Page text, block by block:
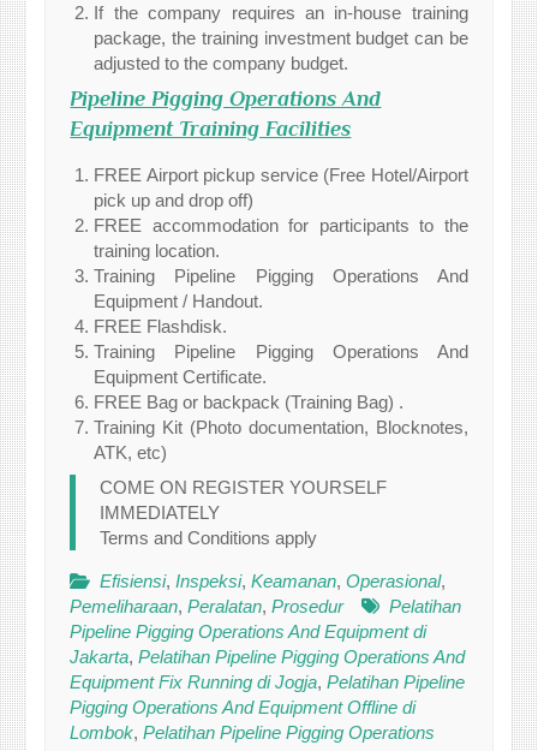
If the company requires an in-house training
package, the training investment budget can be
adjusted to the company budget.
Pipeline Pigging Operations And
Equipment Training Facilities
FREE Airport pickup service (Free Hotel/Airport
pick up and drop off)
FREE accommodation for participants to the
training location.
Training Pipeline Pigging Operations And
Equipment / Handout.
FREE Flashdisk.
Training Pipeline Pigging Operations And
Equipment Certificate.
FREE Bag or backpack (Training Bag) .
Training Kit (Photo documentation, Blocknotes,
ATK, etc)
COME ON REGISTER YOURSELF
IMMEDIATELY
Terms and Conditions apply
Efisiensi,Inspeksi,Keamanan,Operasional,
Pemeliharaan,Peralatan,Prosedur
Pelatihan
Pipeline Pigging Operations And Equipment di
Jakarta,Pelatihan Pipeline Pigging Operations And
Equipment Fix Running di Jogja,Pelatihan Pipeline
Pigging Operations And Equipment Offline di
Lombok,Pelatihan Pipeline Pigging Operations